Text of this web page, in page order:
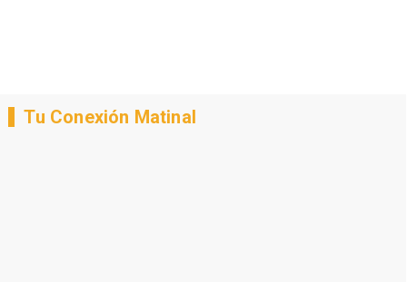
Tu Conexión Matinal